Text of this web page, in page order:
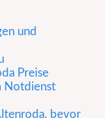
und
Preise
Notdienst
bevor